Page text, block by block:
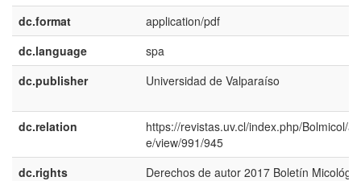
dc.format
application/pdf
dc.language
spa
dc.publisher
Universidad de Valparaíso
dc.relation
https://revistas.uv.cl/index.php/Bolmicol/
e/view/991/945
dc.rights
Derechos de autor 2017 Boletín